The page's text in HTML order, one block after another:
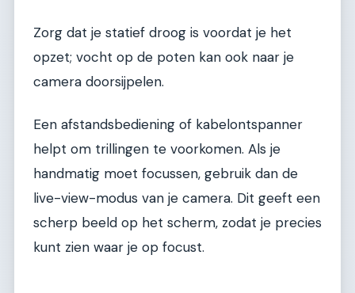
Zorg dat je statief droog is voordat je het
opzet; vocht op de poten kan ook naar je
camera doorsijpelen.
Een afstandsbediening of kabelontspanner
helpt om trillingen te voorkomen. Als je
handmatig moet focussen, gebruik dan de
live-view-modus van je camera. Dit geeft een
scherp beeld op het scherm, zodat je precies
kunt zien waar je op focust.